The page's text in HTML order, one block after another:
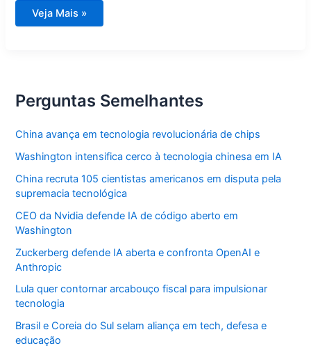
Kassab
anuncia
Veja Mais »
Perguntas Semelhantes
China avança em tecnologia revolucionária de chips
Washington intensifica cerco à tecnologia chinesa em IA
China recruta 105 cientistas americanos em disputa pela
supremacia tecnológica
CEO da Nvidia defende IA de código aberto em
Washington
Zuckerberg defende IA aberta e confronta OpenAI e
Anthropic
Lula quer contornar arcabouço fiscal para impulsionar
tecnologia
Brasil e Coreia do Sul selam aliança em tech, defesa e
educação